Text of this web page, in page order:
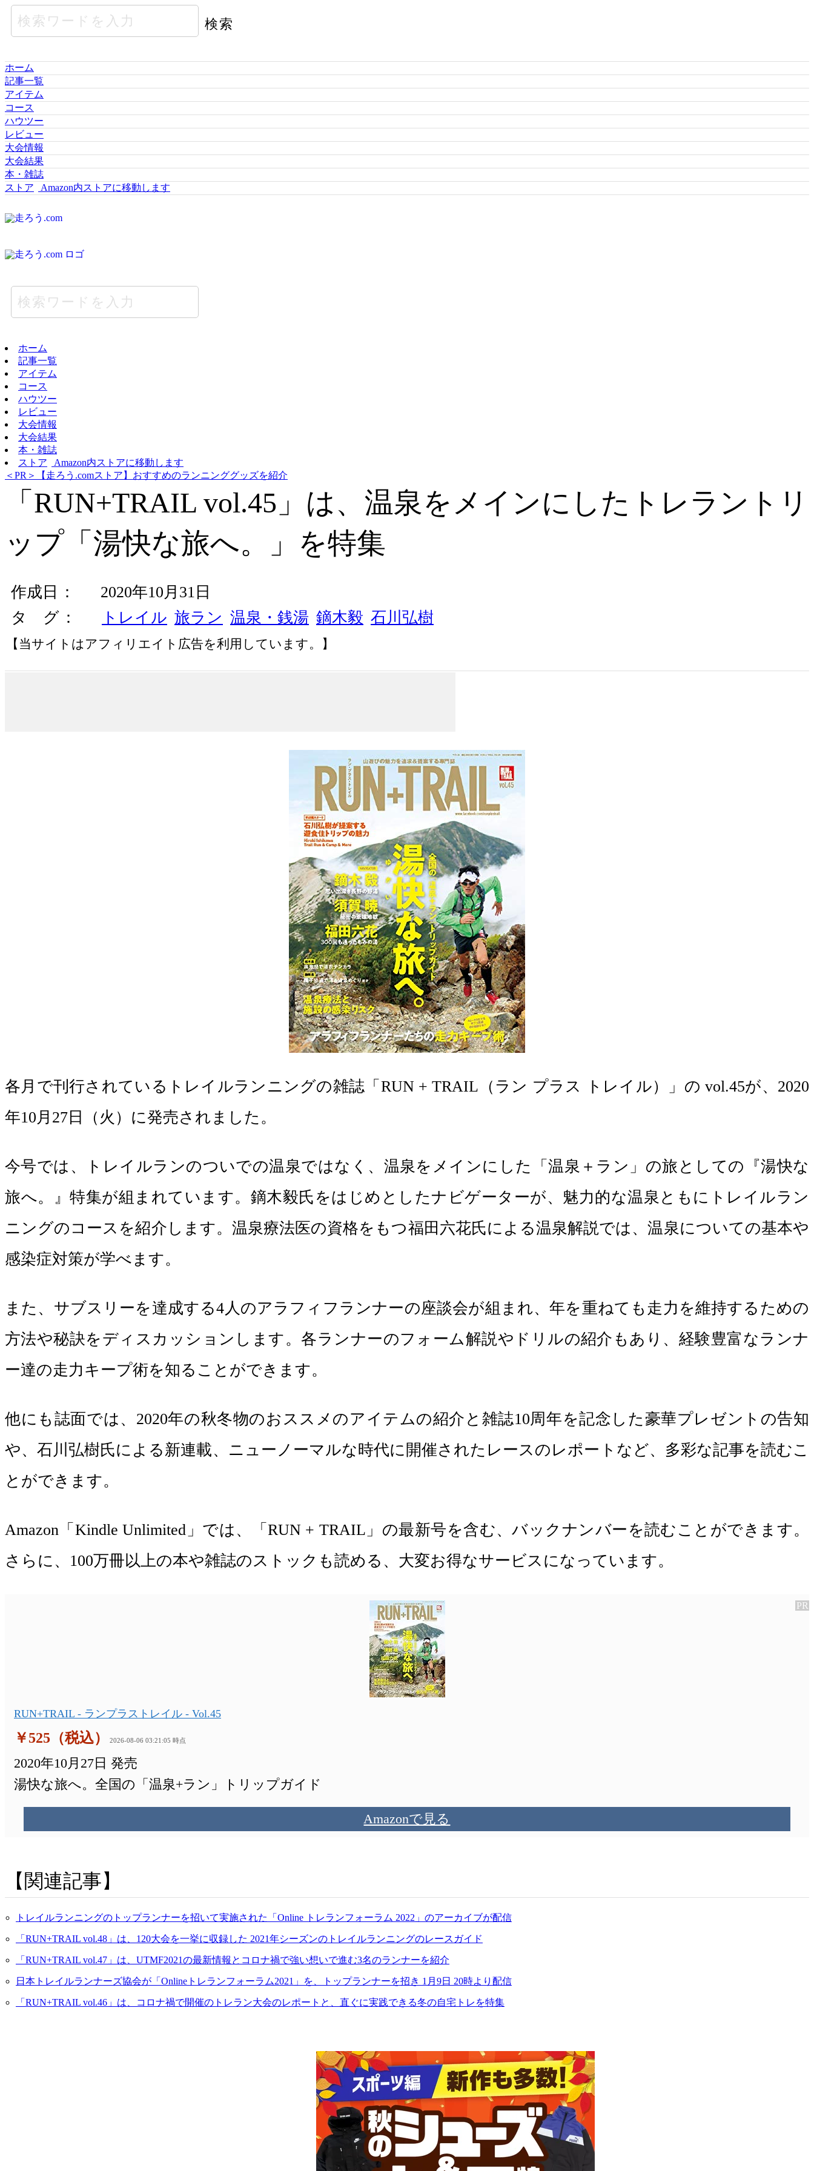
ホーム
記事一覧
アイテム
コース
ハウツー
レビュー
大会情報
大会結果
本・雑誌
ストア
Amazon内ストアに移動します
ホーム
記事一覧
アイテム
コース
ハウツー
レビュー
大会情報
大会結果
本・雑誌
ストア
Amazon内ストアに移動します
＜PR＞【走ろう.comストア】おすすめのランニンググッズを紹介
「RUN+TRAIL vol.45」は、温泉をメインにしたトレラントリ
ップ「湯快な旅へ。」を特集
作成日
2020年10月31日
タ グ
トレイル 旅ラン 温泉・銭湯 鏑木毅 石川弘樹
【当サイトはアフィリエイト広告を利用しています。】
各月で刊行されているトレイルランニングの雑誌「RUN + TRAIL（ラン プラス トレイル）」の vol.45が、2020
年10月27日（火）に発売されました。
今号では、トレイルランのついでの温泉ではなく、温泉をメインにした「温泉＋ラン」の旅としての『湯快な
旅へ。』特集が組まれています。鏑木毅氏をはじめとしたナビゲーターが、魅力的な温泉ともにトレイルラン
ニングのコースを紹介します。温泉療法医の資格をもつ福田六花氏による温泉解説では、温泉についての基本や
感染症対策が学べます。
また、サブスリーを達成する4人のアラフィフランナーの座談会が組まれ、年を重ねても走力を維持するための
方法や秘訣をディスカッションします。各ランナーのフォーム解説やドリルの紹介もあり、経験豊富なランナ
ー達の走力キープ術を知ることができます。
他にも誌面では、2020年の秋冬物のおススメのアイテムの紹介と雑誌10周年を記念した豪華プレゼントの告知
や、石川弘樹氏による新連載、ニューノーマルな時代に開催されたレースのレポートなど、多彩な記事を読むこ
とができます。
Amazon「Kindle Unlimited」では、「RUN + TRAIL」の最新号を含む、バックナンバーを読むことができます。
さらに、100万冊以上の本や雑誌のストックも読める、大変お得なサービスになっています。
RUN+TRAIL - ランプラストレイル - Vol.45
￥525（税込） 2026-08-06 03:21:05 時点
2020年10月27日 発売
湯快な旅へ。全国の「温泉+ラン」トリップガイド
Amazonで見る
関連記事
トレイルランニングのトップランナーを招いて実施された「Online トレランフォーラム 2022」のアーカイブが配信
「RUN+TRAIL vol.48」は、120大会を一挙に収録した 2021年シーズンのトレイルランニングのレースガイド
「RUN+TRAIL vol.47」は、UTMF2021の最新情報とコロナ禍で強い想いで進む3名のランナーを紹介
日本トレイルランナーズ協会が「Onlineトレランフォーラム2021」を、トップランナーを招き 1月9日 20時より配信
「RUN+TRAIL vol.46」は、コロナ禍で開催のトレラン大会のレポートと、直ぐに実践できる冬の自宅トレを特集